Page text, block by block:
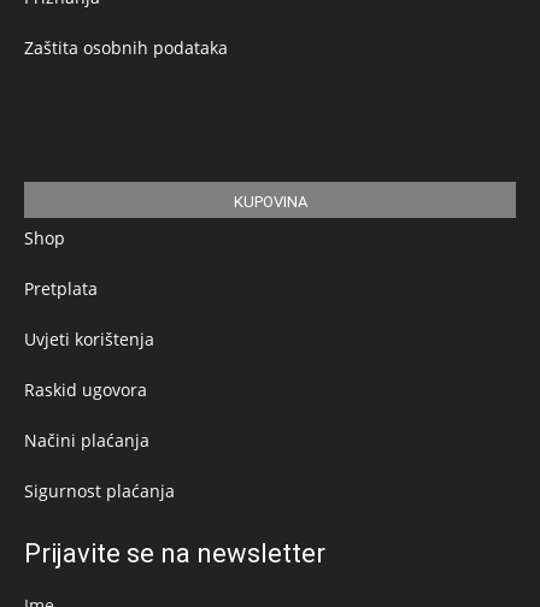
Zaštita osobnih podataka
KUPOVINA
Shop
Pretplata
Uvjeti korištenja
Raskid ugovora
Načini plaćanja
Sigurnost plaćanja
Prijavite se na newsletter